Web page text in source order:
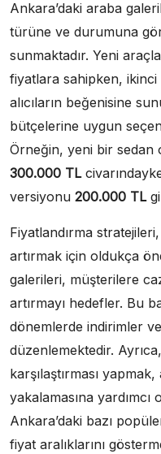
Ankara’daki araba
türüne ve durumuna
sunmaktadır. Yeni
fiyatlara sahipken,
alıcıların beğenisine
bütçelerine uygun
Örneğin, yeni bir sedan
300.000 TL
versiyonu 200.000 TL
Fiyatlandırma
artırmak için oldukça
galerileri, müşterilere
artırmayı hedefler. Bu
dönemlerde indirimler
düzenlemektedir.
karşılaştırması yapmak,
yakalamasına
Ankara’daki bazı
fiyat aralıklarını